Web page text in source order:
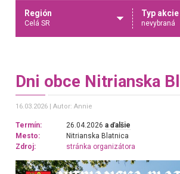
Región
Celá SR
Typ akcie
nevybraná
Dni obce Nitrianska
16.03.2026 Autor: Annie
Termín: 26.04.2026a ďalšie
Mesto:
Nitrianska Blatnica
Zdroj:
stránka organizátora